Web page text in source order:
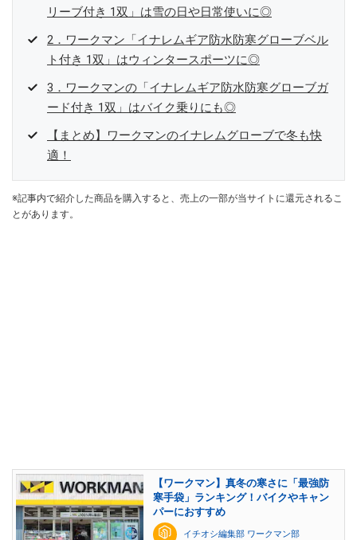
リーブ付き 1双」は雪の日や日常使いに◎
2．ワークマン「イナレムギア防水防寒グローブベル
ト付き 1双」はウィンタースポーツに◎
3．ワークマンの「イナレムギア防水防寒グローブガ
ード付き 1双」はバイク乗りにも◎
【まとめ】ワークマンのイナレムグローブで冬も快
適！
※記事内で紹介した商品を購入すると、売上の一部が当サイトに還元されるこ
とがあります。
【ワークマン】真冬の寒さに「最強防
寒手袋」ランキング！バイクやキャン
パーにおすすめ
イチオシ編集部 ワークマン部